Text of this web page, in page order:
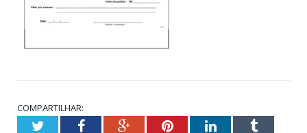
COMPARTILHAR:
TwitterFacebookGoogle+PinterestLinkedInTumblr